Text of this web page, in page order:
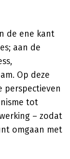
de ene kant
aan de
Op deze
perspectieven
tot
– zodat
omgaan met